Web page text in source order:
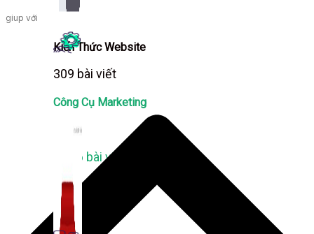
Kiến Thức Website
309 bài viết
Công Cụ Marketing
1,066 bài viết
giup với